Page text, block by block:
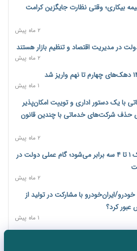
پیش‌بینی افزایش تولید برنج؛ نیاز وارداتی کشور به ۵۰۰ هزار تن
۱ روز پیش
امضای تفاهم‌نامه تجاری ایران و پاکستان؛ هدف‌گذاری تجارت ۱۰
برای تمدید ورود موقت کالا و خودرو تا
۱ روز پیش
سایه تورم؛ قدرت خرید یارانه یک‌میلیونی
کارفرما» در تقویم رسمی ایران/«روز ملی
کشور رسید؟
۱ روز پیش
بیکاری؛ وقتی نظارت جایگزین کرامت
۲ ماه پیش
در مدیریت اقتصاد و تنظیم بازار هستند
۲ ماه پیش
۱ ماه پیش
یک دستور اداری و توییت امکان‌پذیر
شرکت‌های خدماتی با چندین قانون
۲ ماه پیش
یارانه خانواده‌های دهک ۱ تا ۴ سه برابر می‌شود؛ گام عملی دولت در
۲ ماه پیش
ایران‌خودرو با مشارکت در تولید از
کرد؟
۱ ماه پیش
پذیرش شد